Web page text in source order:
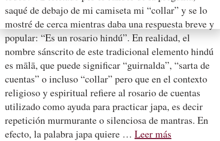
saqué de debajo de mi camiseta mi “collar” y se lo
mostré de cerca mientras daba una respuesta breve y
popular: “Es un rosario hindú”. En realidad, el
nombre sánscrito de este tradicional elemento hindú
es mālā, que puede significar “guirnalda”, “sarta de
cuentas” o incluso “collar” pero que en el contexto
religioso y espiritual refiere al rosario de cuentas
utilizado como ayuda para practicar japa, es decir
repetición murmurante o silenciosa de mantras. En
efecto, la palabra japa quiere … Leer más